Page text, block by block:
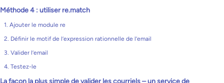
Méthode 4 : utiliser re.match
1. Ajouter le module re
2. Définir le motif de l’expression rationnelle de l’email
3. Valider l’email
4. Testez-le
La façon la plus simple de valider les courriels – un service de